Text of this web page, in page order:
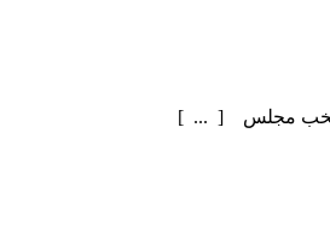
منتخب مجلس [ ... ]